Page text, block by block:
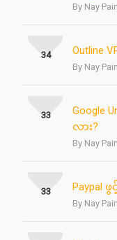
By Nay
Outline
By Nay
34
Google
လား?
By Nay
33
Paypal
By Nay
33